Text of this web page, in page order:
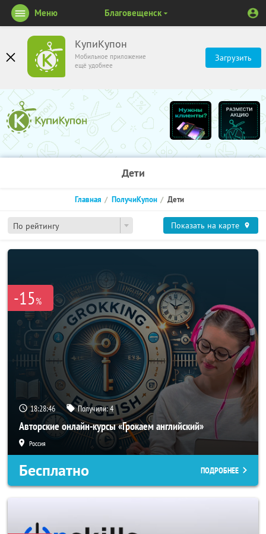
КупиКупон
Мобильное приложение
ещё удобнее
Загрузить
Меню Благовещенск
Дети
По рейтингу
Главная ПолучиКупон Дети
Показать на карте
-15%
18:28:46 Получили:4
Авторские онлайн-курсы «Грокаем английский»
Россия
Бесплатно ПОДРОБНЕЕ